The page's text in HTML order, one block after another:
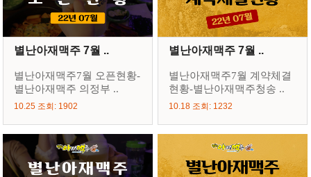
별난아재맥주 7월 ..
별난아재맥주7월 오픈현황-
별난아재맥주 의정부 ..
10.25 조회: 1902
별난아재맥주 7월 ..
별난아재맥주7월 계약체결
현황-별난아재맥주청송 ..
10.18 조회: 1232